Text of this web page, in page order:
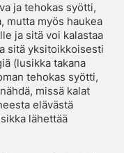
ja tehokas syötti,
mutta myös haukea
ja sitä voi kalastaa
sitä yksitoikkoisesti
(lusikka takana
tehokas syötti,
missä kalat
elävästä
lähettää